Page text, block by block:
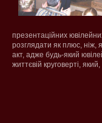
презентаційних
розглядати як плюс, ніж,
акт, адже будь-який
життєвій круговерті,